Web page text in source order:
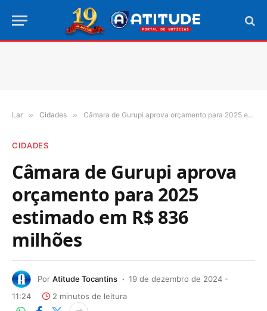
Lar » Cidades » Câmara de Gurupi aprova orçamento para 2025 estimado em R$ 836 milhões
CIDADES
Câmara de Gurupi aprova
orçamento para 2025
estimado em R$ 836
milhões
Por Atitude Tocantins
19 de dezembro de 2024 -
11:24
2 minutos de leitura